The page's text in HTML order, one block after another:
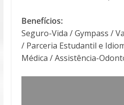
Benefícios:
Seguro-Vida / Gympass /
/ Parceria Estudantil e
Médica / Assistência-